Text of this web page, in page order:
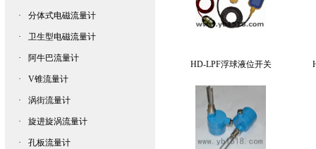
· 分体式电磁流量计
· 卫生型电磁流量计
· 阿牛巴流量计
· V锥流量计
· 涡街流量计
· 旋进旋涡流量计
· 孔板流量计
HD-LPF浮球液位开关